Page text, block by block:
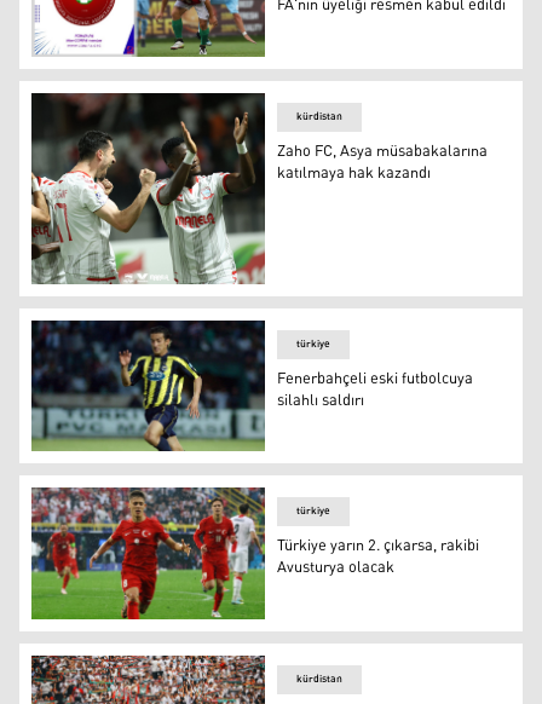
CONIFA'dan önemli adım: Rojava FA'nın üyeliği
Zaho FC, Asya müsabakalarına katılmaya hak kazandı
kürdistan
Zaho FC, Asya müsabakalarına
katılmaya hak kazandı
Fenerbahçeli eski futbolcuya silahlı saldırı
türkiye
Fenerbahçeli eski futbolcuya
silahlı saldırı
Türkiye yarın 2. çıkarsa, rakibi Avusturya olacak
türkiye
Türkiye yarın 2. çıkarsa, rakibi
Avusturya olacak
kürdistan